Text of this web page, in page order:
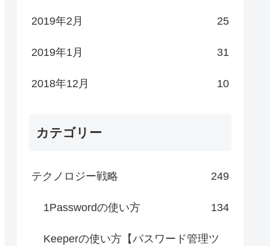
2019年2月 25
2019年1月 31
2018年12月 10
カテゴリー
テクノロジー戦略 249
1Passwordの使い方 134
Keeperの使い方【パスワード管理ツ